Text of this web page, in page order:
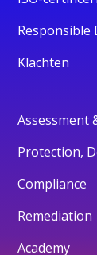
Responsible
Klachten
Assessment
Protection,
Compliance
Remediation
Academy